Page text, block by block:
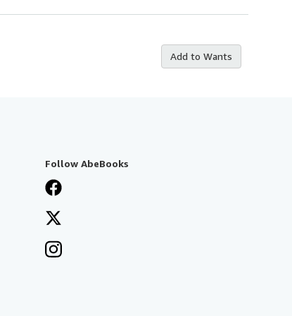
Add to Wants
Follow AbeBooks